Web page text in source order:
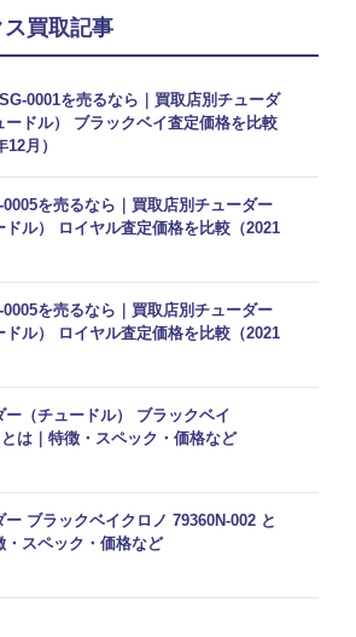
買取記事
0001を売るなら｜買取店別チューダ
ードル） ブラックベイ査定価格を比較
12月）
0005を売るなら｜買取店別チューダー
ドル） ロイヤル査定価格を比較（2021
0005を売るなら｜買取店別チューダー
ドル） ロイヤル査定価格を比較（2021
ー（チュードル） ブラックベイ
は｜特徴・スペック・価格など
ー ブラックベイクロノ 79360N-002 と
・スペック・価格など